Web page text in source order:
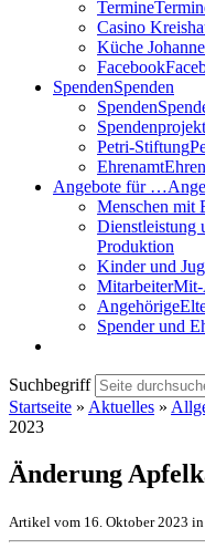
Termine
Casino
Küche
Facebook
SpendenSpenden
Spenden
Petri-Stiftung
Ehrenamt
Angebote für …
Menschen mit
Dienstleistung
Produktion
Kinder und
MitarbeiterMit-
Angehörige
Spender und
Suchbegriff
Startseite » Aktuelles »
2023
Änderung
Artikel vom 16. Oktober 2023 in